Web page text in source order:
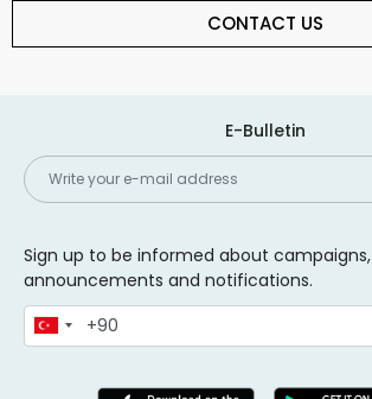
CONTACT US
E-Bulletin
Sign up to be informed about campaigns,
announcements and notifications.